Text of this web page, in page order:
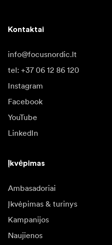
Kontaktai
info@focusnordic.lt
tel: +37 06 12 86 120
Instagram
Facebook
YouTube
LinkedIn
Įkvėpimas
Ambasadoriai
Įkvėpimas & turinys
Kampanijos
Naujienos